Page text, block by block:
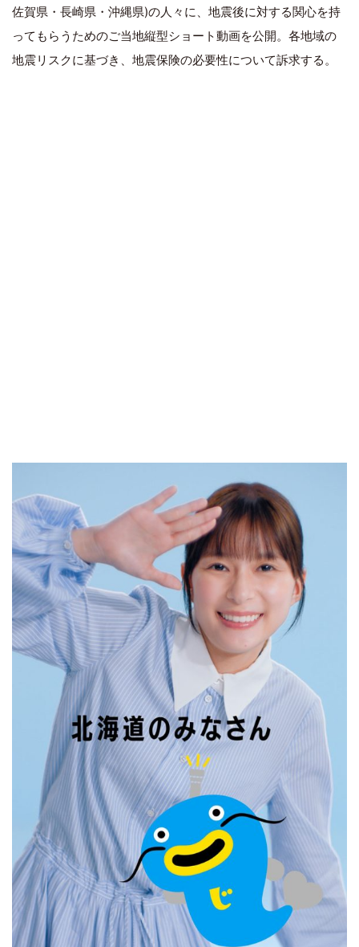
佐賀県・長崎県・沖縄県)の人々に、地震後に対する関心を持
ってもらうためのご当地縦型ショート動画を公開。各地域の
地震リスクに基づき、地震保険の必要性について訴求する。